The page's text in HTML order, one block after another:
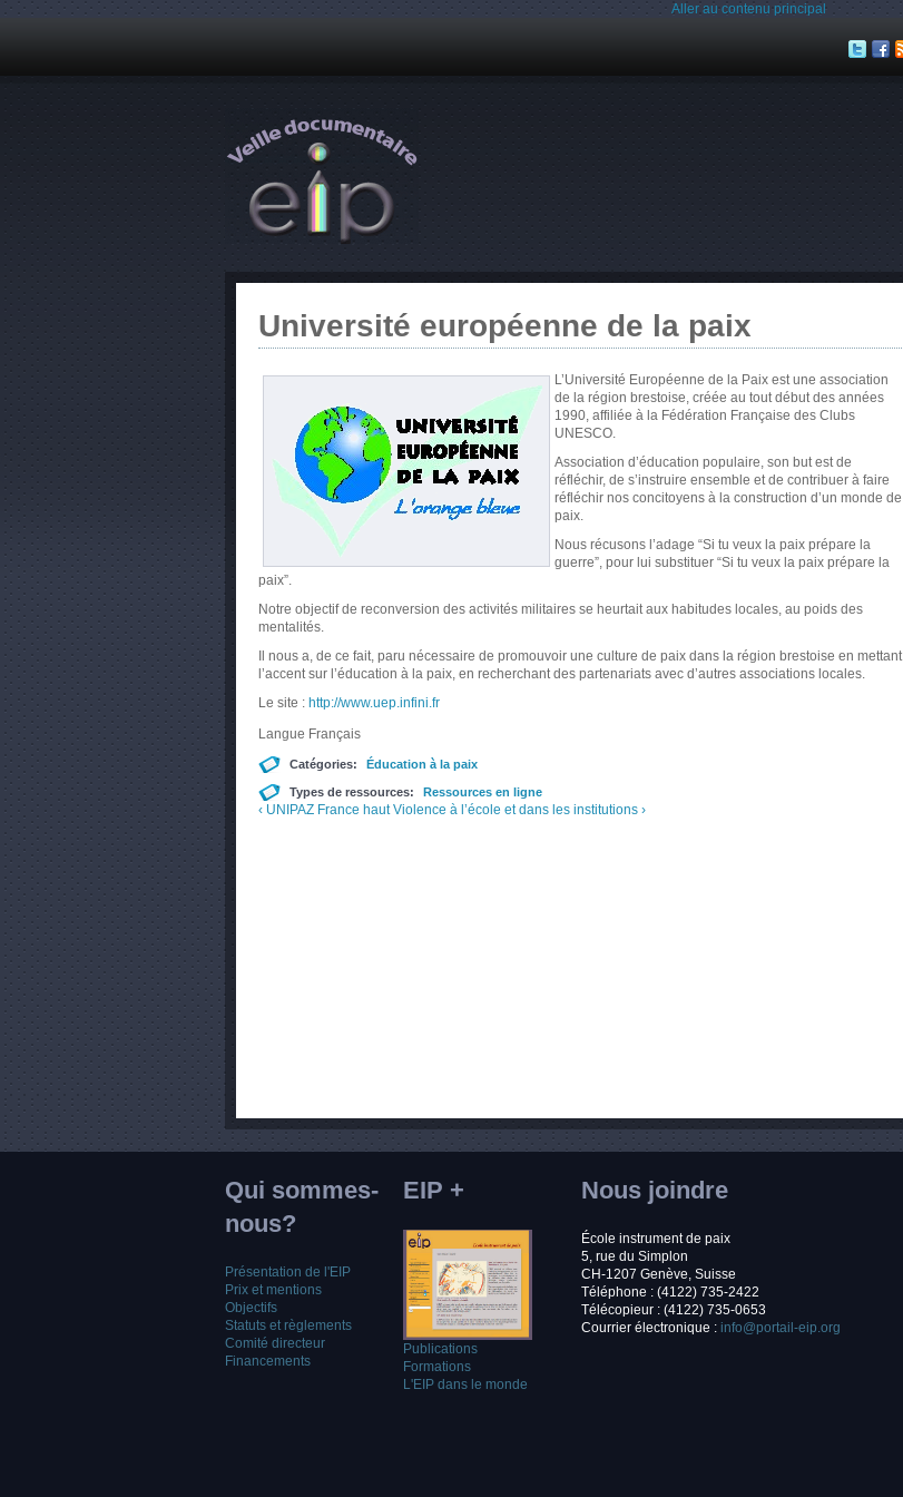
Aller au contenu principal
Université européenne de la paix
L’Université Européenne de la Paix est une association
de la région brestoise, créée au tout début des années
1990, affiliée à la Fédération Française des Clubs
UNESCO.
Association d’éducation populaire, son but est de
réfléchir, de s’instruire ensemble et de contribuer à faire
réfléchir nos concitoyens à la construction d’un monde de
paix.
Nous récusons l’adage “Si tu veux la paix prépare la
guerre”, pour lui substituer “Si tu veux la paix prépare la
paix”.
Notre objectif de reconversion des activités militaires se heurtait aux habitudes locales, au poids des
mentalités.
Il nous a, de ce fait, paru nécessaire de promouvoir une culture de paix dans la région brestoise en mettant
l’accent sur l’éducation à la paix, en recherchant des partenariats avec d’autres associations locales.
Le site : http://www.uep.infini.fr
Langue Français
Catégories: Éducation à la paix
Types de ressources: Ressources en ligne
‹ UNIPAZ France haut Violence à l’école et dans les institutions ›
Qui sommes-
nous?
Présentation de l'EIP
Prix et mentions
Objectifs
Statuts et règlements
Comité directeur
Financements
EIP +
Publications
Formations
L'EIP dans le monde
Nous joindre
École instrument de paix
5, rue du Simplon
CH-1207 Genève, Suisse
Téléphone : (4122) 735-2422
Télécopieur : (4122) 735-0653
Courrier électronique : info@portail-eip.org